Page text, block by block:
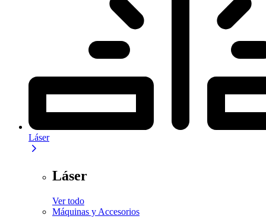
Láser
Láser
Ver todo
Máquinas y Accesorios